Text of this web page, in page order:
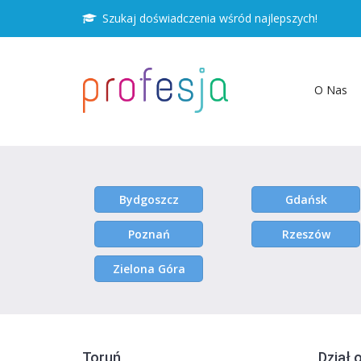
Szukaj doświadczenia wśród najlepszych!
O Nas
Bydgoszcz
Poznań
Zielona Góra
Gdańsk
Rzeszów
Toruń Dział